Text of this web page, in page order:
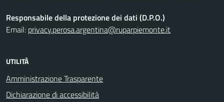
Responsabile della protezione dei dati (D.P.O.)
Email: privacy.perosa.argentina@ruparpiemonte.it
UTILITÀ
Amministrazione Trasparente
Dichiarazione di accessibilità